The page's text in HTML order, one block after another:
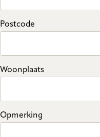
Postcode
Woonplaats
Opmerking